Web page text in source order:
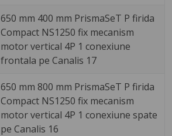
650 mm 400 mm PrismaSeT P firida
Compact NS1250 fix mecanism
motor vertical 4P 1 conexiune
frontala pe Canalis 17
650 mm 800 mm PrismaSeT P firida
Compact NS1250 fix mecanism
motor vertical 4P 1 conexiune spate
pe Canalis 16